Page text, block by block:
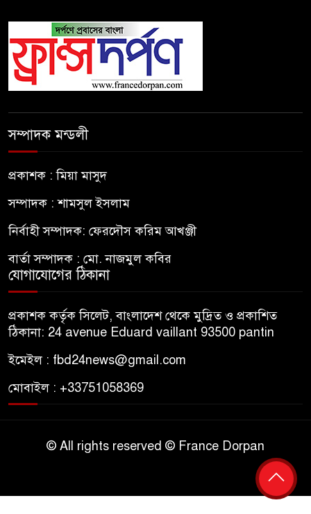
সম্পাদক মন্ডলী
প্রকাশক : মিয়া মাসুদ
সম্পাদক : শামসুল ইসলাম
নির্বাহী সম্পাদক: ফেরদৌস করিম আখঞ্জী
বার্তা সম্পাদক : মো. নাজমুল কবির
যোগাযোগের ঠিকানা
প্রকাশক কর্তৃক সিলেট, বাংলাদেশ থেকে মুদ্রিত ও প্রকাশিত
ঠিকানা: 24 avenue Eduard vaillant 93500 pantin
ইমেইল : fbd24news@gmail.com
মোবাইল : +33751058369
© All rights reserved © France Dorpan